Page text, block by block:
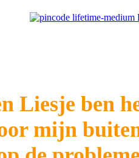
Liesje ben
mijn